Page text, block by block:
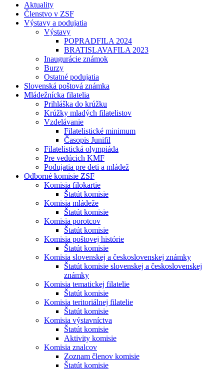
Aktuality
Členstvo v ZSF
Výstavy a podujatia
Výstavy
POPRADFILA 2024
BRATISLAVAFILA 2023
Inaugurácie známok
Burzy
Ostatné podujatia
Slovenská poštová známka
Mládežnícka filatelia
Prihláška do krúžku
Krúžky mladých filatelistov
Vzdelávanie
Filatelistické minimum
Časopis Junifil
Filatelistická olympiáda
Pre vedúcich KMF
Podujatia pre deti a mládež
Odborné komisie ZSF
Komisia filokartie
Štatút komisie
Komisia mládeže
Štatút komisie
Komisia porotcov
Štatút komisie
Komisia poštovej histórie
Štatút komisie
Komisia slovenskej a československej známky
Štatút komisie slovenskej a československej
známky
Komisia tematickej filatelie
Štatút komisie
Komisia teritoriálnej filatelie
Štatút komisie
Komisia výstavníctva
Štatút komisie
Aktivity komisie
Komisia znalcov
Zoznam členov komisie
Štatút komisie